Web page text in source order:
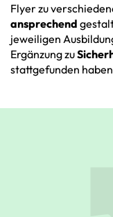
Flyerzu
ansprechend
jeweiligen
Ergänzungzu
stattgefunden